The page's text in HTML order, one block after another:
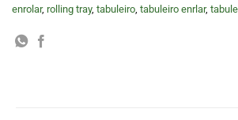
enrolar, rolling tray, tabuleiro tabuleiro enrlar,